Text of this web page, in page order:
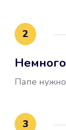
это
2
Папе
3